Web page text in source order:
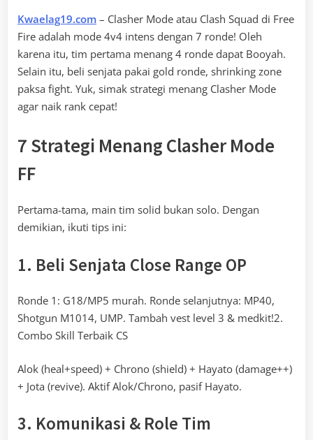
Kwaelag19.com – Clasher Mode atau Clash Squad di Free
Fire adalah mode 4v4 intens dengan 7 ronde! Oleh
karena itu, tim pertama menang 4 ronde dapat Booyah.
Selain itu, beli senjata pakai gold ronde, shrinking zone
paksa fight. Yuk, simak strategi menang Clasher Mode
agar naik rank cepat!
7 Strategi Menang Clasher Mode
FF
Pertama-tama, main tim solid bukan solo. Dengan
demikian, ikuti tips ini:
1. Beli Senjata Close Range OP
Ronde 1: G18/MP5 murah. Ronde selanjutnya: MP40,
Shotgun M1014, UMP. Tambah vest level 3 & medkit!2.
Combo Skill Terbaik CS
Alok (heal+speed) + Chrono (shield) + Hayato (damage++)
+ Jota (revive). Aktif Alok/Chrono, pasif Hayato.
3. Komunikasi & Role Tim